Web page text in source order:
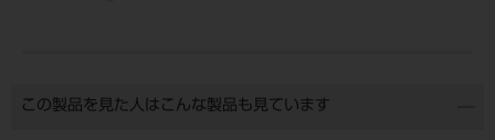
この製品を見た人はこんな製品も見ています